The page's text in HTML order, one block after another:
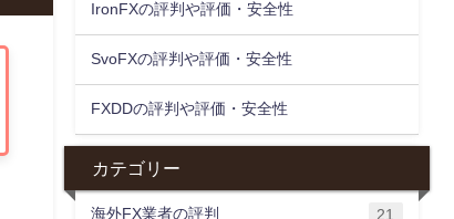
IronFXの評判や評価・安全性
SvoFXの評判や評価・安全性
FXDDの評判や評価・安全性
カテゴリー
海外FX業者の評判 21